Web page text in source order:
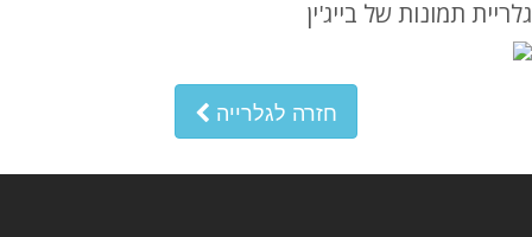
גלריית תמונות של בייג'ין
חזרה לגלרייה